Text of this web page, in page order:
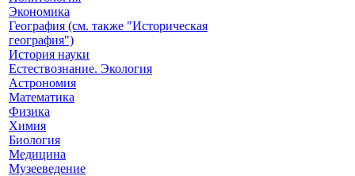
Экономика
География (см. также "Историческая
география")
История науки
Естествознание. Экология
Астрономия
Математика
Физика
Химия
Биология
Медицина
Музееведение